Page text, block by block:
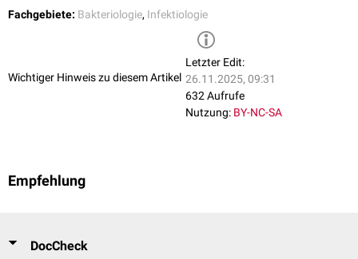
Fachgebiete: Bakteriologie, Infektiologie
Wichtiger Hinweis zu diesem Artikel
Letzter Edit:
26.11.2025, 09:31
632 Aufrufe
Nutzung: BY-NC-SA
Empfehlung
DocCheck